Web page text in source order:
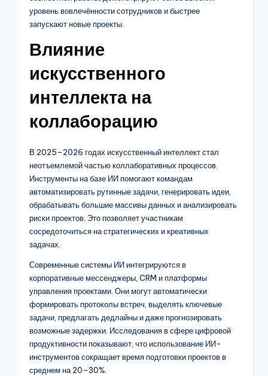
уровень вовлечённости сотрудников и быстрее
запускают новые проекты.
Влияние
искусственного
интеллекта на
коллаборацию
В 2025–2026 годах искусственный интеллект стал
неотъемлемой частью коллаборативных процессов.
Инструменты на базе ИИ помогают командам
автоматизировать рутинные задачи, генерировать идеи,
обрабатывать большие массивы данных и анализировать
риски проектов. Это позволяет участникам
сосредоточиться на стратегических и креативных
задачах.
Современные системы ИИ интегрируются в
корпоративные мессенджеры, CRM и платформы
управления проектами. Они могут автоматически
формировать протоколы встреч, выделять ключевые
задачи, предлагать дедлайны и даже прогнозировать
возможные задержки. Исследования в сфере цифровой
продуктивности показывают, что использование ИИ-
инструментов сокращает время подготовки проектов в
среднем на 20–30%.